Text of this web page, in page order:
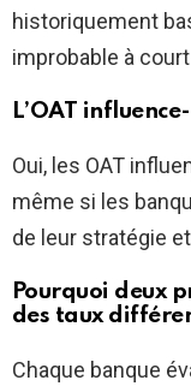
historiquement
improbable à
L’OAT
Oui, les OAT
même si les
de leur stratégie
Pourquoi deux
des taux
Chaque banque